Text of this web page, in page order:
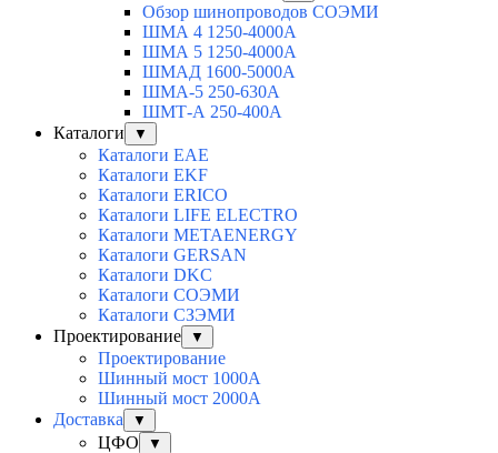
Обзор шинопроводов СОЭМИ
ШМА 4 1250-4000А
ШМА 5 1250-4000А
ШМАД 1600-5000А
ШМА-5 250-630А
ШМТ-А 250-400А
Каталоги
▼
Каталоги EAE
Каталоги EKF
Каталоги ERICO
Каталоги LIFE ELECTRO
Каталоги METAENERGY
Каталоги GERSAN
Каталоги DKC
Каталоги СОЭМИ
Каталоги СЗЭМИ
Проектирование
▼
Проектирование
Шинный мост 1000А
Шинный мост 2000А
Доставка
▼
ЦФО ▼